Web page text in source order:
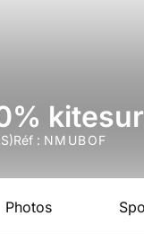
Réf : NMUBOF
Photos